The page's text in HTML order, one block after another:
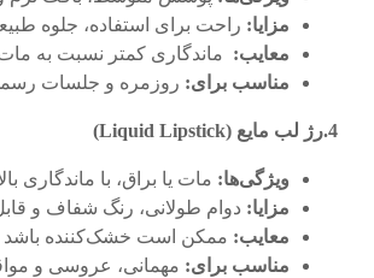
مزایا: راحت برای استفاده، جلوه
معایب: ماندگاری کمتر نسبت به
مناسب برای: روزمره و جلسات
4.رژ لب مایع (Liquid Lipstick)
ویژگی‌ها: مات یا براق، با ماندگاری
مزایا: دوام طولانی، رنگ شفاف و
معایب: ممکن است خشک‌کننده باشد
مناسب برای: مهمانی، عروسی و